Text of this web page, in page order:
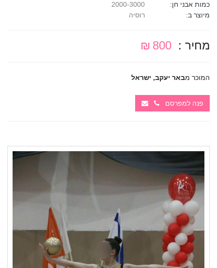
כמות אבני חן:
מיוצר ב:
רוסיה
מחיר : 800 ₪
המוכר מבאר יעקב, ישראל
פנה למפרסם